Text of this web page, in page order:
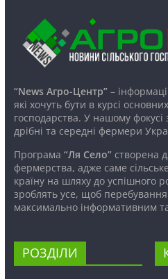
“News Агро-Центр”–
які хочуть бути в курсі
господарства. У нашому
дрібні та середні фермери
Програма “Ля Село”створена
фермерства, адже саме
країну на шляху до успішного
зроблять усе, щоб
максимально інформативним
РОЗДІЛИ